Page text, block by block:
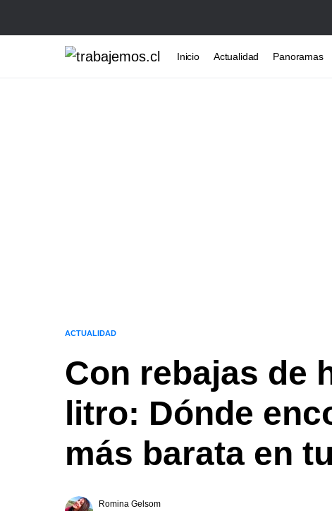
Inicio Actualidad Panoramas
ACTUALIDAD
Con rebajas de
litro: Dónde
más barata en
Romina Gelsom